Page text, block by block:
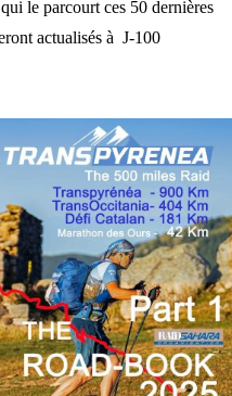
le parcourt ces 50 dernières
actualisés à J-100